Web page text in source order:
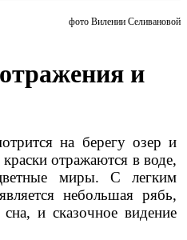
фото Вилении Селивановой
и
на берегу озер и
отражаются в воде,
миры. С легким
небольшая рябь,
и сказочное видение